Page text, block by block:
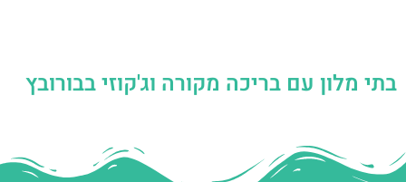
בתי מלון עם בריכה מקורה וג'קוזי בבורובץ